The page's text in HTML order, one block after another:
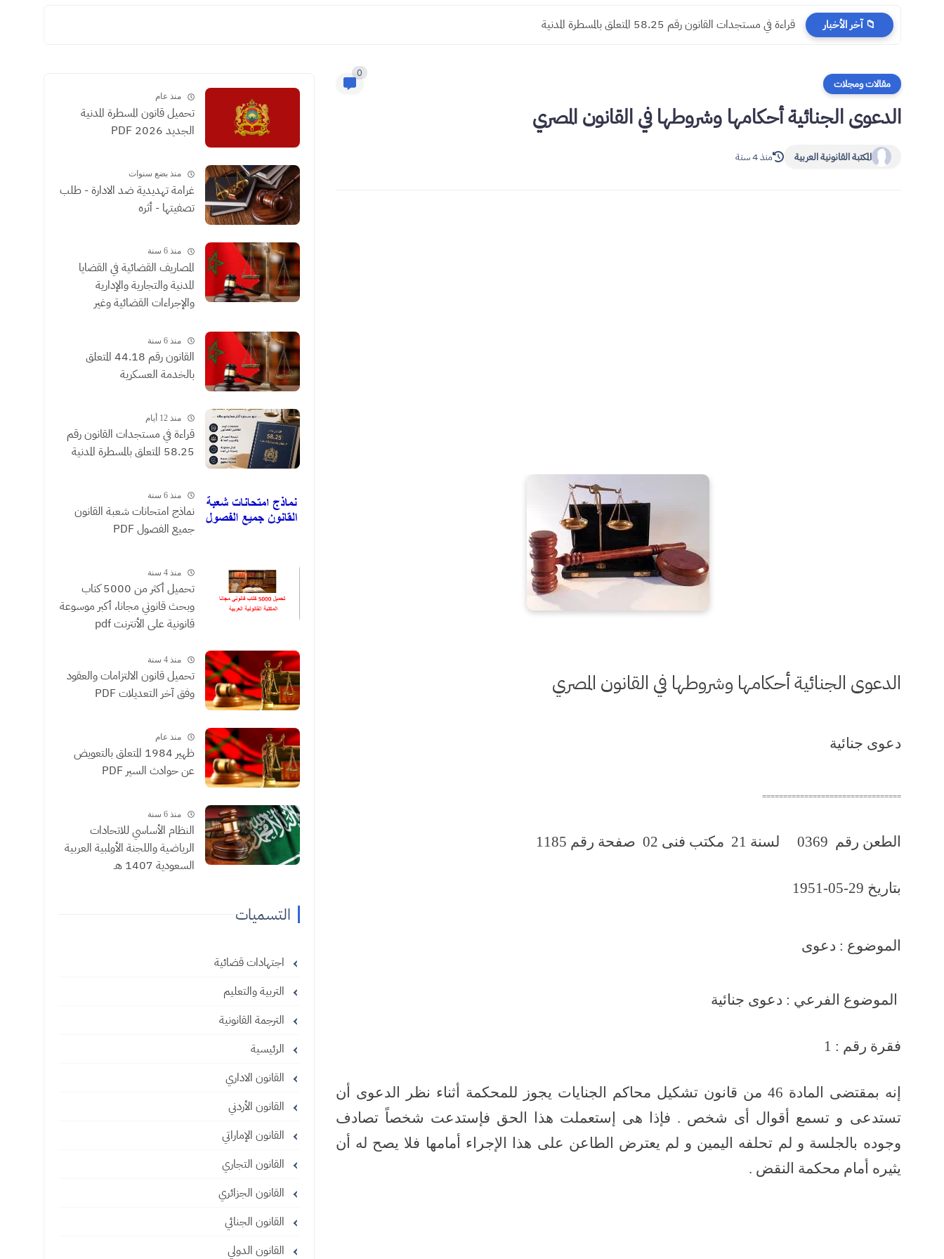
📁 آخر الأخبار ​قراءة في مستجدات القانون رقم 58.25 المتعلق بالمسطرة المدنية
مقالات ومجلات
0
الدعوى الجنائية أحكامها وشروطها في القانون المصري
المكتبة القانونية العربية منذ 4 سنة
الدعوى الجنائية أحكامها وشروطها في القانون المصري
دعوى جنائية
=================================
الطعن رقم 0369 لسنة 21 مكتب فنى 02 صفحة رقم 1185
بتاريخ 29-05-1951
الموضوع : دعوى
الموضوع الفرعي : دعوى جنائية
فقرة رقم : 1
إنه بمقتضى المادة 46 من قانون تشكيل محاكم الجنايات يجوز للمحكمة أثناء نظر الدعوى أن
تستدعى و تسمع أقوال أى شخص . فإذا هى إستعملت هذا الحق فإستدعت شخصاً تصادف
وجوده بالجلسة و لم تحلفه اليمين و لم يعترض الطاعن على هذا الإجراء أمامها فلا يصح له أن
يثيره أمام محكمة النقض .
منذ عام
تحميل قانون المسطرة المدنية
الجديد 2026 PDF
منذ بضع سنوات
غرامة تهديدية ضد الادارة - طلب
تصفيتها - أثره
منذ 6 سنة
المصاريف القضائية في القضايا
المدنية والتجارية والإدارية
والإجراءات القضائية وغير
الموثقون
منذ 6 سنة
القانون رقم 44.18 المتعلق
بالخدمة العسكرية
منذ 12 أيام
​قراءة في مستجدات القانون رقم
58.25 المتعلق بالمسطرة المدنية
منذ 6 سنة
نماذج امتحانات شعبة القانون
جميع الفصول PDF
منذ 4 سنة
تحميل أكثر من 5000 كتاب
وبحث قانوني مجانا، أكبر موسوعة
قانونية على الأنترنت pdf
منذ 4 سنة
تحميل قانون الالتزامات والعقود
وفق آخر التعديلات PDF
منذ عام
ظهير 1984 المتعلق بالتعويض
عن حوادث السير PDF
منذ 6 سنة
النظام الأساسي للاتحادات
الرياضية واللجنة الأولمبية العربية
السعودية 1407 هـ
التسميات
اجتهادات قضائية
التربية والتعليم
الترجمة القانونية
الرئيسية
القانون الاداري
القانون الأردني
القانون الإماراتي
القانون التجاري
القانون الجزائري
القانون الجنائي
القانون الدولي